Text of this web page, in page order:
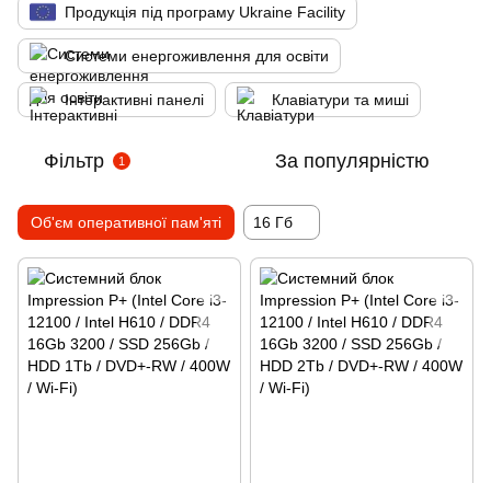
Продукція під програму Ukraine Facility
Системи енергоживлення для освіти
Інтерактивні панелі Клавіатури та миші
Фільтр 1 За популярністю
Об'єм оперативної пам'яті 16 Гб